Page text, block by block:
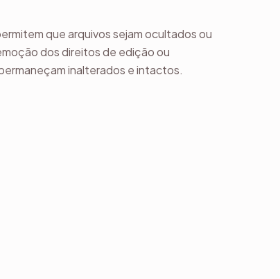
que arquivos sejam ocultados ou
dos direitos de edição ou
inalterados e intactos.